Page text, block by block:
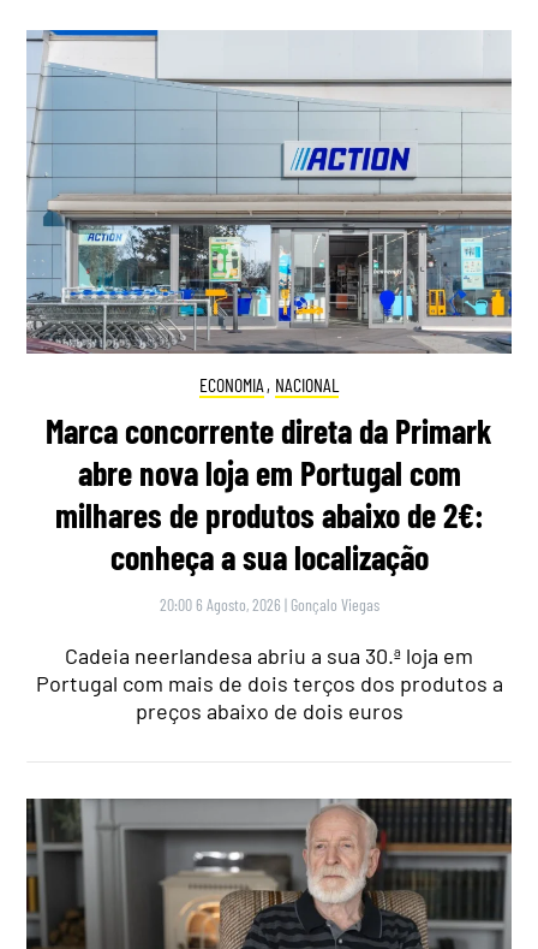
ECONOMIA , NACIONAL
Marca concorrente direta da Primark
abre nova loja em Portugal com
milhares de produtos abaixo de 2€:
conheça a sua localização
20:00 6 Agosto, 2026 | Gonçalo Viegas
Cadeia neerlandesa abriu a sua 30.ª loja em
Portugal com mais de dois terços dos produtos a
preços abaixo de dois euros